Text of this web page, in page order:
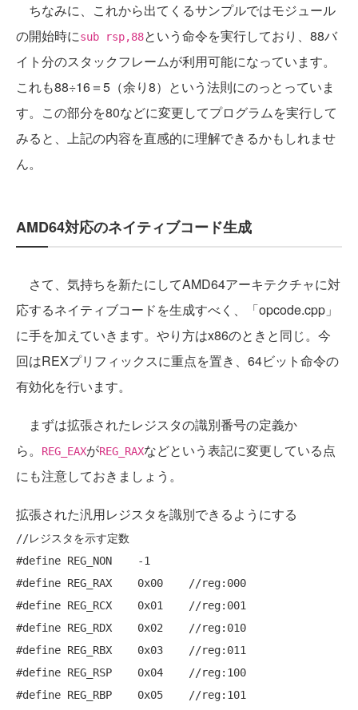
ちなみに、これから出てくるサンプルではモジュール
の開始時にsub rsp,88という命令を実行しており、88バ
イト分のスタックフレームが利用可能になっています。
これも88÷16＝5（余り8）という法則にのっとっていま
す。この部分を80などに変更してプログラムを実行して
みると、上記の内容を直感的に理解できるかもしれませ
ん。
AMD64対応のネイティブコード生成
さて、気持ちを新たにしてAMD64アーキテクチャに対
応するネイティブコードを生成すべく、「opcode.cpp」
に手を加えていきます。やり方はx86のときと同じ。今
回はREXプリフィックスに重点を置き、64ビット命令の
有効化を行います。
まずは拡張されたレジスタの識別番号の定義か
ら。
REG_EAXがREG_RAXなどという表記に変更している点
にも注意しておきましょう。
拡張された汎用レジスタを識別できるようにする
//レジスタを示す定数
#define
#define REG_RAX    0x00 //reg:000
#define REG_RCX    0x01 //reg:001
#define REG_RDX    0x02 //reg:010
#define REG_RBX    0x03 //reg:011
#define REG_RSP    0x04 //reg:100
#define REG_RBP    0x05 //reg:101